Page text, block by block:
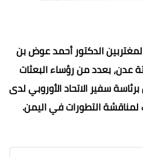
الدكتور أحمد عوض بن
عدن، بعدد من رؤساء البعثات
سفير الاتحاد الأوروبي لدى
لمناقشة التطورات في اليمن.